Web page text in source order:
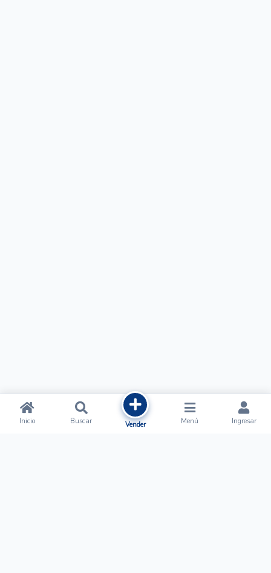
Inicio Buscar Vender Menú Ingresar